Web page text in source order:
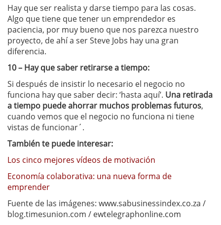
Hay que ser realista y darse tiempo para las cosas.
Algo que tiene que tener un emprendedor es
paciencia, por muy bueno que nos parezca nuestro
proyecto, de ahí a ser Steve Jobs hay una gran
diferencia.
10 – Hay que saber retirarse a tiempo:
Si después de insistir lo necesario el negocio no
funciona hay que saber decir: ‘hasta aquí’. Una retirada
a tiempo puede ahorrar muchos problemas futuros,
cuando vemos que el negocio no funciona ni tiene
vistas de funcionar´.
También te puede interesar:
Los cinco mejores vídeos de motivación
Economía colaborativa: una nueva forma de
emprender
Fuente de las imágenes: www.sabusinessindex.co.za /
blog.timesunion.com / ewtelegraphonline.com